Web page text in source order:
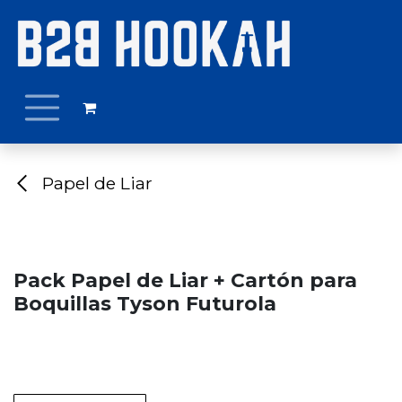
Papel de Liar
Pack Papel de Liar + Cartón para
Boquillas Tyson Futurola